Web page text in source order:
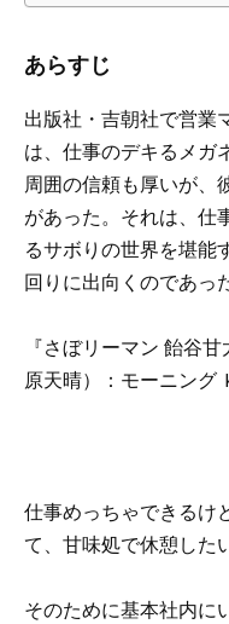
あらすじ
出版社・吉朝社で営業
は、仕事のデキるメガ
周囲の信頼も厚いが、
があった。それは、仕
るサボりの世界を堪能
回りに出向くのであっ
『さぼリーマン 飴谷
原天晴）：モーニング
仕事めっちゃできるけ
て、甘味処で休憩した
そのために基本社内に